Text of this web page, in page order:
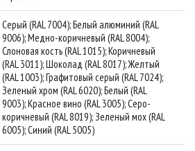
Серый (RAL 7004); Белый алюминий (RAL
9006); Медно-коричневый (RAL 8004);
Слоновая кость (RAL 1015); Коричневый
(RAL 3011); Шоколад (RAL 8017); Желтый
(RAL 1003); Графитовый серый (RAL 7024);
Зеленый хром (RAL 6020); Белый (RAL
9003); Красное вино (RAL 3005); Серо-
коричневый (RAL 8019); Зеленый мох (RAL
6005); Синий (RAL 5005)